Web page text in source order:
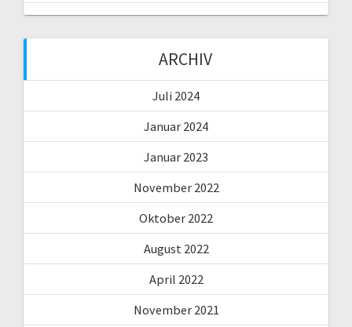
ARCHIV
Juli 2024
Januar 2024
Januar 2023
November 2022
Oktober 2022
August 2022
April 2022
November 2021